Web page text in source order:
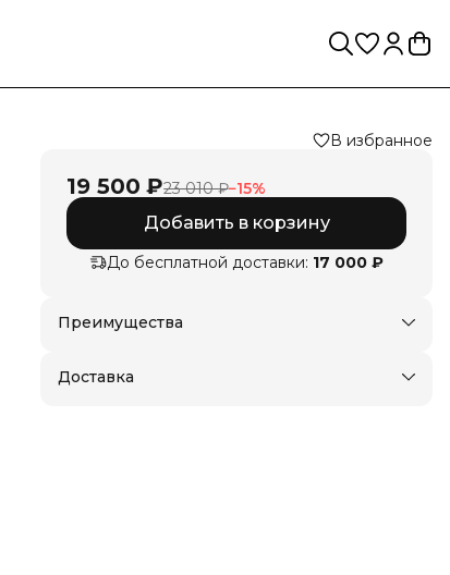
В избранное
19 500 ₽23 010 ₽−15%
Добавить в корзину
До бесплатной доставки: 17 000 ₽
Преимущества
Доставка в пункты выдачи или до двери
Доставка